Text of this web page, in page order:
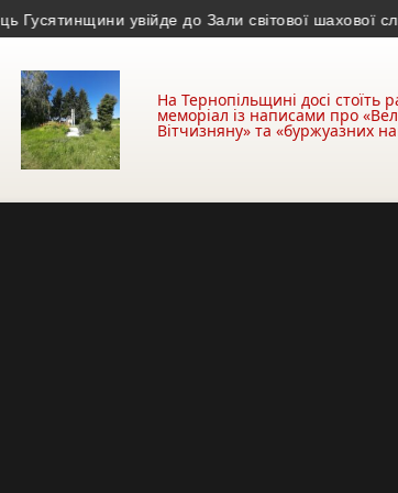
увійде до Зали світової шахової слави • 27
На Тернопільщині досі стоїть
меморіал із написами про
Вітчизняну» та «буржуазних